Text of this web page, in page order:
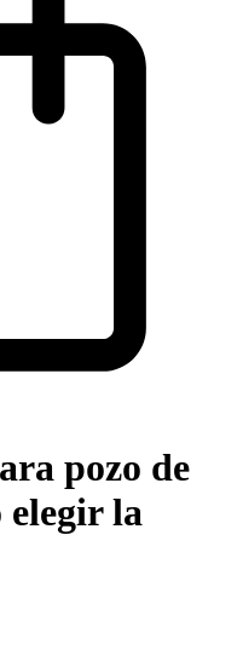
pozo de
elegir la